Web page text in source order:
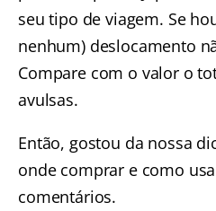
seu tipo de viagem. Se
nenhum) deslocamento
Compare com o valor o
avulsas.
Então, gostou da nossa
onde comprar e como
comentários.